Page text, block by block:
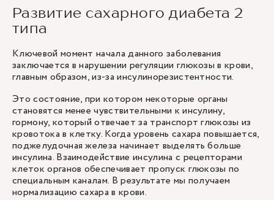
Развитие сахарного диабета 2
типа
Ключевой момент начала данного заболевания
заключается в нарушении регуляции глюкозы в крови,
главным образом, из-за инсулинорезистентности.
Это состояние, при котором некоторые органы
становятся менее чувствительными к инсулину,
гормону, который отвечает за транспорт глюкозы из
кровотока в клетку. Когда уровень сахара повышается,
поджелудочная железа начинает выделять больше
инсулина. Взаимодействие инсулина с рецепторами
клеток органов обеспечивает пропуск глюкозы по
специальным каналам. В результате мы получаем
нормализацию сахара в крови.